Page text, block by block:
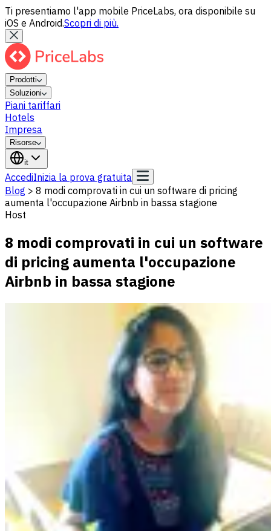
Ti presentiamo l'app mobile PriceLabs, ora disponibile su
iOS e Android.Scopri di più.
Prodotti
Soluzioni
Piani tariffari
Hotels
Impresa
Risorse
it
AccediInizia la prova gratuita
Blog > 8 modi comprovati in cui un software di pricing
aumenta l'occupazione Airbnb in bassa stagione
Host
8 modi comprovati in cui un software
di pricing aumenta l'occupazione
Airbnb in bassa stagione